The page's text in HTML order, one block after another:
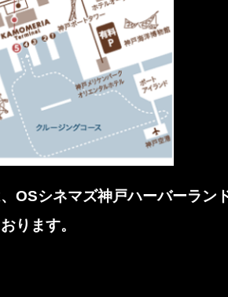
OSシネマズ神戸ハーバーラン
ります。